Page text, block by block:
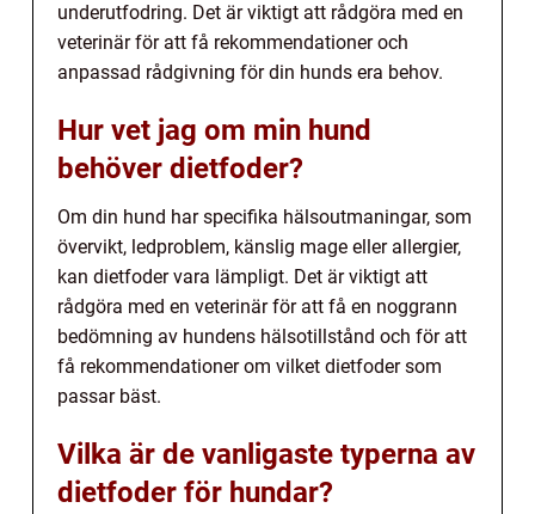
underutfodring. Det är viktigt att rådgöra med en
veterinär för att få rekommendationer och
anpassad rådgivning för din hunds era behov.
Hur vet jag om min hund
behöver dietfoder?
Om din hund har specifika hälsoutmaningar, som
övervikt, ledproblem, känslig mage eller allergier,
kan dietfoder vara lämpligt. Det är viktigt att
rådgöra med en veterinär för att få en noggrann
bedömning av hundens hälsotillstånd och för att
få rekommendationer om vilket dietfoder som
passar bäst.
Vilka är de vanligaste typerna av
dietfoder för hundar?